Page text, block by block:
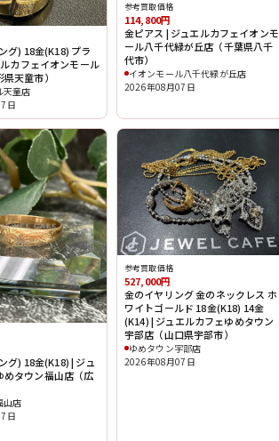
グ) 18金(K18) プラ
カフェイオンモール
天童市）
天童店
日
参考買取価格
114,800円
金ピアス | ジュエルカフェイオンモ
ール八千代緑が丘店（千葉県八千
代市）
イオンモール八千代緑が丘店
2026年08月07日
グ) 18金(K18) | ジュ
めタウン福山店（広
山店
日
参考買取価格
527,000円
金のイヤリング 金のネックレス ホ
ワイトゴールド 18金(K18) 14金
(K14) | ジュエルカフェゆめタウン
宇部店（山口県宇部市）
ゆめタウン宇部店
2026年08月07日